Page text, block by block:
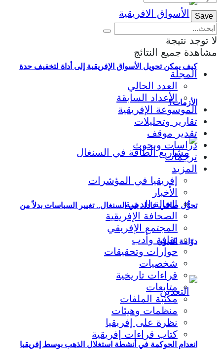
كيف يمكن تحويل الأسواق الإفريقية إلى أداة لتخفيف حدة
الأزمات؟
تحوُّل طاقي عادل في السنغال.. تغيير السياسات بدلاً من
دوّامة الديون
انعدام الحوكمة في أنشطة استغلال الذهب بوسط إفريقيا
لا توجد نتيجة
مشاهدة جميع النتائج
المجلة
العدد الحالي
الأعداد السابقة
الموسوعة الإفريقية
تقارير وتحليلات
تقدير موقف
دراسات وبحوث
ترجمات
المزيد
إفريقيا في المؤشرات
الأخبار
الحالة الدينية
الصحافة الإفريقية
المجتمع الإفريقي
ثقافة وأدب
حوارات وتحقيقات
شخصيات
قراءات تاريخية
متابعات
مكتبة الملفات
منظمات وهيئات
نظرة على إفريقيا
كتاب قراءات إفريقية